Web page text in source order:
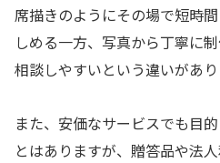
席描きのようにその場で短時
しめる一方、写真から丁寧に
相談しやすいという違いがあり
また、安価なサービスでも目
とはありますが、贈答品や法